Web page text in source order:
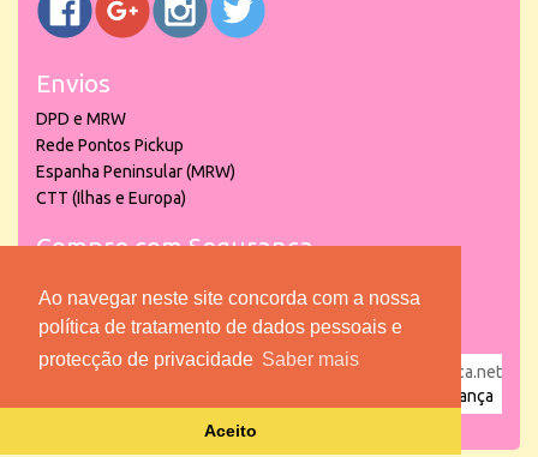
Ao navegar neste site concorda com a nossa
política de tratamento de dados pessoais e
protecção de privacidade Saber mais
Aceito
Envios
DPD e MRW
Rede Pontos Pickup
Espanha Peninsular (MRW)
CTT (Ilhas e Europa)
Compre com Segurança
powered by puber!a | © 2026 Copyright www.lojadacrianca.net
Loja da Criança